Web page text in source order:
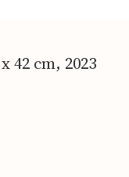
42 cm, 2023